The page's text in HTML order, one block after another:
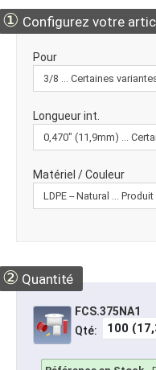
① Configurez votre
Pour
Longueur int.
Matériel / Couleur
② Quantité
FCS.375NA1
Qté: